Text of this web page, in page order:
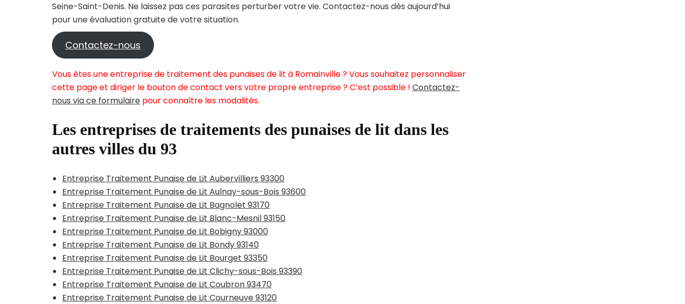
Seine-Saint-Denis. Ne laissez pas ces parasites perturber votre vie. Contactez-nous dès aujourd’hui
pour une évaluation gratuite de votre situation.
Contactez-nous
Vous êtes une entreprise de traitement des punaises de lit à Romainville ? Vous souhaitez personnaliser
cette page et diriger le bouton de contact vers votre propre entreprise ? C’est possible ! Contactez-
nous via ce formulaire pour connaître les modalités.
Les entreprises de traitements des punaises de lit dans les
autres villes du 93
Entreprise Traitement Punaise de Lit Aubervilliers 93300
Entreprise Traitement Punaise de Lit Aulnay-sous-Bois 93600
Entreprise Traitement Punaise de Lit Bagnolet 93170
Entreprise Traitement Punaise de Lit Blanc-Mesnil 93150
Entreprise Traitement Punaise de Lit Bobigny 93000
Entreprise Traitement Punaise de Lit Bondy 93140
Entreprise Traitement Punaise de Lit Bourget 93350
Entreprise Traitement Punaise de Lit Clichy-sous-Bois 93390
Entreprise Traitement Punaise de Lit Coubron 93470
Entreprise Traitement Punaise de Lit Courneuve 93120